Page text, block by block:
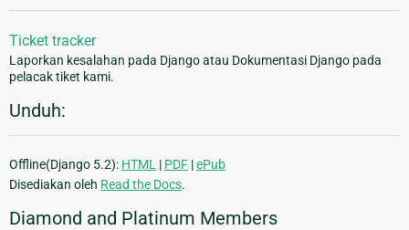
Ticket tracker
Laporkan kesalahan pada Django atau Dokumentasi Django pada
pelacak tiket kami.
Unduh:
Offline(Django 5.2): HTML | PDF |ePub
Disediakan oleh Read the Docs.
Diamond and Platinum Members